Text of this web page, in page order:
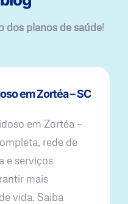
dos planos de saúde!
em Zortéa – SC
em Zortéa –
rede de
e serviços
mais
vida. Saiba